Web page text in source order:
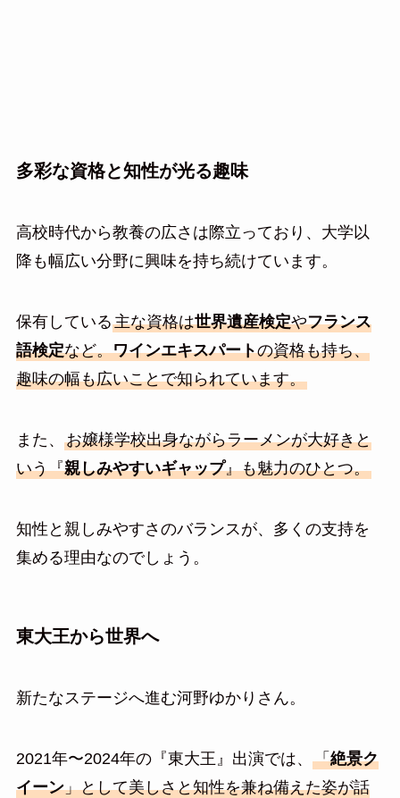
多彩な資格と知性が光る趣味
高校時代から教養の広さは際立っており、大学以
降も幅広い分野に興味を持ち続けています。
保有している主な資格は世界遺産検定やフランス
語検定など。ワインエキスパートの資格も持ち、
趣味の幅も広いことで知られています。
また、 お嬢様学校出身ながらラーメンが大好きと
いう『親しみやすいギャップ』も魅力のひとつ。
知性と親しみやすさのバランスが、多くの支持を
集める理由なのでしょう。
東大王から世界へ
新たなステージへ進む河野ゆかりさん。
2021年〜2024年の『東大王』出演では、 「絶景ク
イーン」として美しさと知性を兼ね備えた姿が話